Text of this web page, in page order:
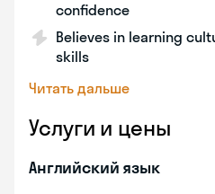
confidence
Believes in learning
skills
Читать дальше
Услуги и цены
Английский язык